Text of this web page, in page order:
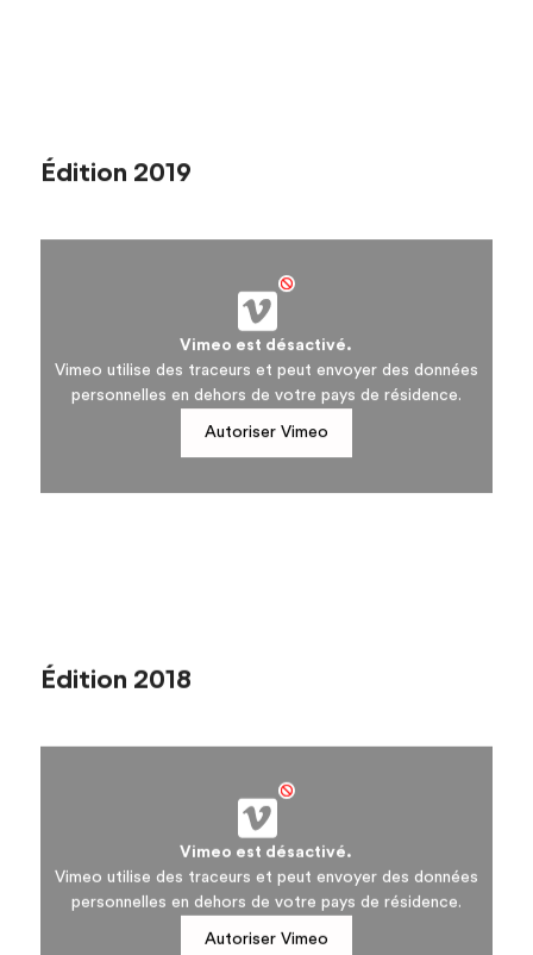
Édition 2019
Vimeo est désactivé.
Vimeo utilise des traceurs et peut envoyer des données
personnelles en dehors de votre pays de résidence.
Autoriser Vimeo
Édition 2018
Vimeo est désactivé.
Vimeo utilise des traceurs et peut envoyer des données
personnelles en dehors de votre pays de résidence.
Autoriser Vimeo